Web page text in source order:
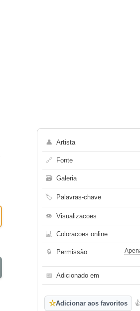
👤 Artista
🔗 Fonte
🗃 Galeria
🏷 Palavras-chave
👁 Visualizacoes
💻 Coloracoes online
🔒 Permissão
📅 Adicionado em
☆Adicionar aos favoritos